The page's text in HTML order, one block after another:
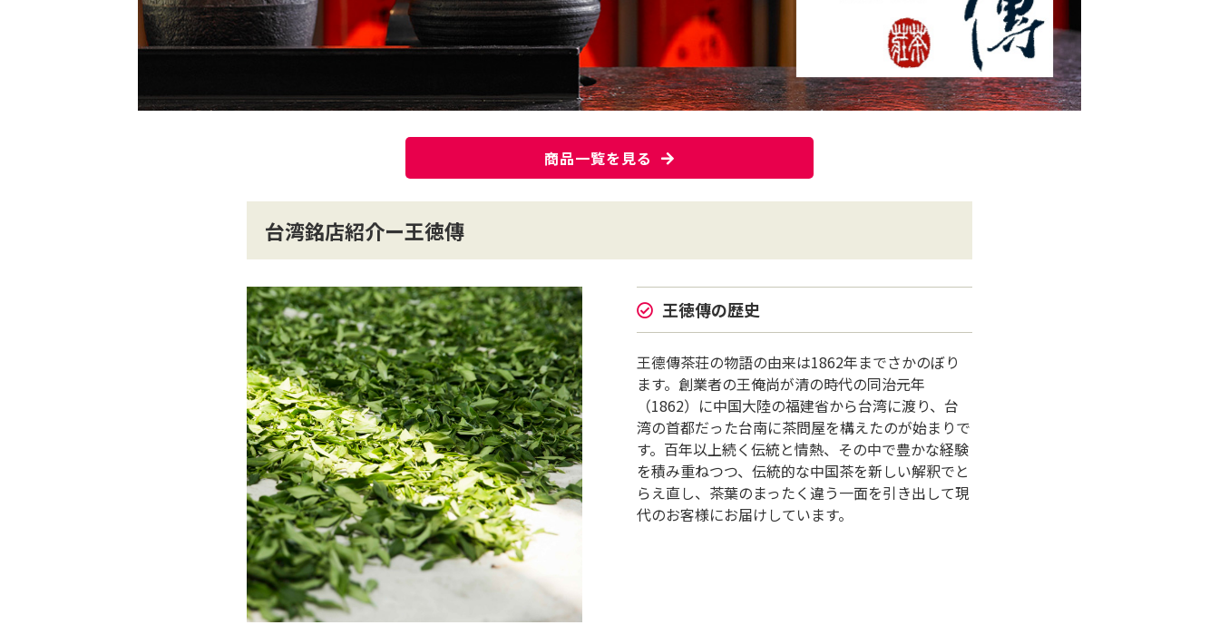
商品一覧を見る
台湾銘店紹介ー王徳傳
王徳傳の歴史
王德傳茶荘の物語の由来は1862年までさかのぼり
ます。創業者の王俺尚が清の時代の同治元年
（1862）に中国⼤陸の福建省から台湾に渡り、台
湾の⾸都だった台南に茶問屋を構えたのが始まりで
す。百年以上続く伝統と情熱、その中で豊かな経験
を積み重ねつつ、伝統的な中国茶を新しい解釈でと
らえ直し、茶葉のまったく違う⼀⾯を引き出して現
代のお客様にお届けしています。